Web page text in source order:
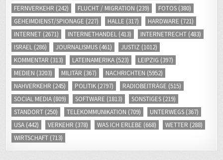
FERNVERKEHR (242) FLUCHT / MIGRATION (239) FOTOS (380)
GEHEIMDIENST/SPIONAGE (227) HALLE (317) HARDWARE (721)
INTERNET (2671) INTERNETHANDEL (413) INTERNETRECHT (483)
ISRAEL (286) JOURNALISMUS (461) JUSTIZ (1012)
KOMMENTAR (313) LATEINAMERIKA (523) LEIPZIG (397)
MEDIEN (3203) MILITÄR (367) NACHRICHTEN (5952)
NAHVERKEHR (245) POLITIK (2797) RADIOBEITRÄGE (515)
SOCIAL MEDIA (809) SOFTWARE (1813) SONSTIGES (219)
STANDORT (250) TELEKOMMUNIKATION (709) UNTERWEGS (367)
USA (442) VERKEHR (378) WAS ICH ERLEBE (668) WETTER (288)
WIRTSCHAFT (713)